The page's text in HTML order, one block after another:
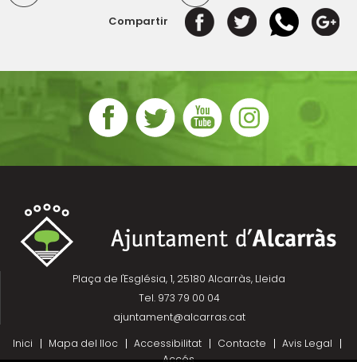
Compartir
Plaça de l'Església, 1, 25180 Alcarràs, Lleida
Tel. 973 79 00 04
ajuntament@alcarras.cat
Inici
Mapa del lloc Accessibilitat Contacte
Avis Legal
Accés